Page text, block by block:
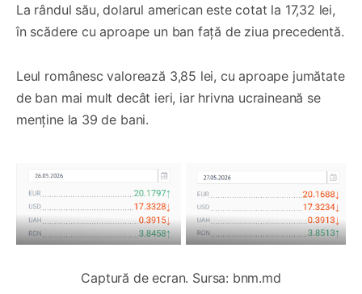
La rândul său, dolarul american este cotat la 17,32 lei,
în scădere cu aproape un ban față de ziua precedentă.
Leul românesc valorează 3,85 lei, cu aproape jumătate
de ban mai mult decât ieri, iar hrivna ucraineană se
menține la 39 de bani.
Captură de ecran. Sursa: bnm.md